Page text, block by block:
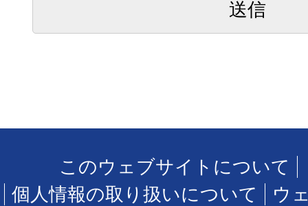
このウェブサイトについて
個人情報の取り扱いについて
ウ